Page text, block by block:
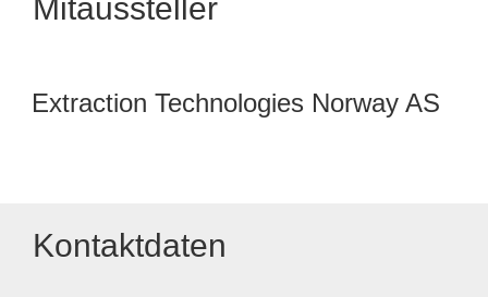
Mitaussteller
Extraction Technologies Norway AS
Kontaktdaten